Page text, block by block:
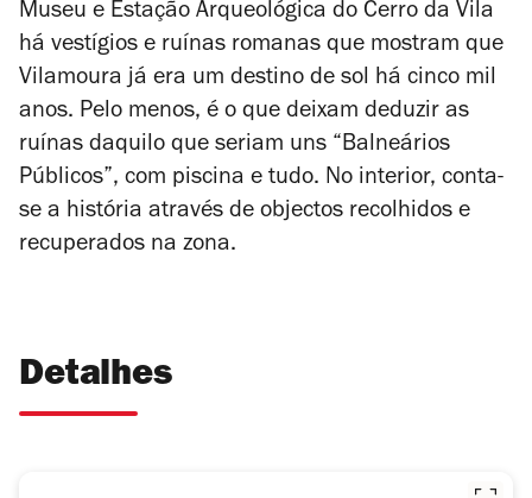
Museu e Estação Arqueológica do Cerro da Vila
há vestígios e ruínas romanas que mostram que
Vilamoura já era um destino de sol há cinco mil
anos. Pelo menos, é o que deixam deduzir as
ruínas daquilo que seriam uns “Balneários
Públicos”, com piscina e tudo. No interior, conta-
se a história através de objectos recolhidos e
recuperados na zona.
Detalhes